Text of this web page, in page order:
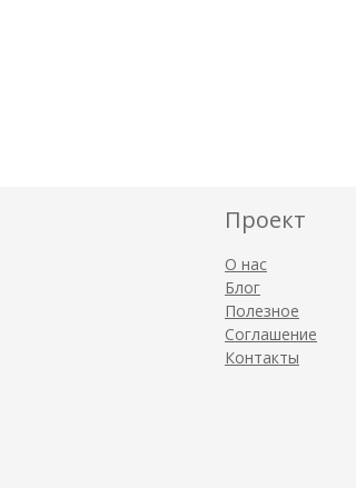
Проект
О нас
Блог
Полезное
Соглашение
Контакты